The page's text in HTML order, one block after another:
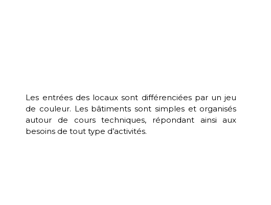
Les entrées des locaux sont différenciées par un jeu
de couleur. Les bâtiments sont simples et organisés
autour de cours techniques, répondant ainsi aux
besoins de tout type d’activités.